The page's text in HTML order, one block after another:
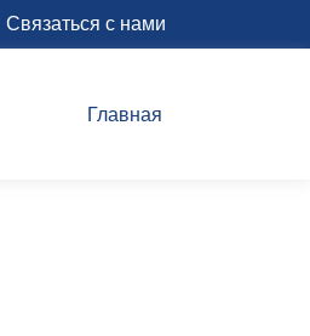
Связаться с нами
Главная